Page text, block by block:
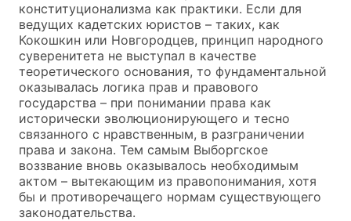
конституционализма как практики. Если для
ведущих кадетских юристов – таких, как
Кокошкин или Новгородцев, принцип народного
суверенитета не выступал в качестве
теоретического основания, то фундаментальной
оказывалась логика прав и правового
государства – при понимании права как
исторически эволюционирующего и тесно
связанного с нравственным, в разграничении
права и закона. Тем самым Выборгское
воззвание вновь оказывалось необходимым
актом – вытекающим из правопонимания, хотя
бы и противоречащего нормам существующего
законодательства.